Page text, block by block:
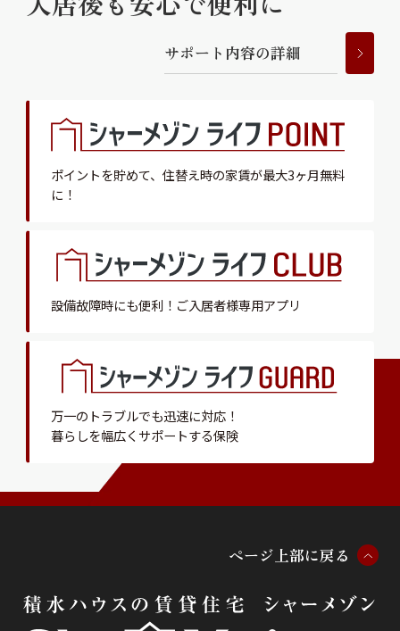
サポー ト 内容の詳細
ポイントを貯めて、 住替え時の家賃が最大3ヶ月無料
に！
設備故障時にも便利！ ご入居者様専用アプリ
万一のトラブルでも迅速に対応！
暮らしを幅広くサポートする保険
ページ 上部に戻る